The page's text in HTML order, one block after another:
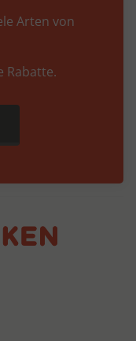
Arten von
Rabatte.